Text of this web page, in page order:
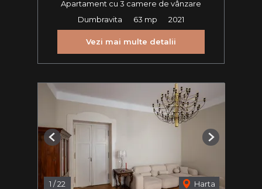
Apartament cu 3 camere de vânzare
Dumbravita
63 mp 2021
Vezi mai multe detalii
1 /22 Harta
Previous Next